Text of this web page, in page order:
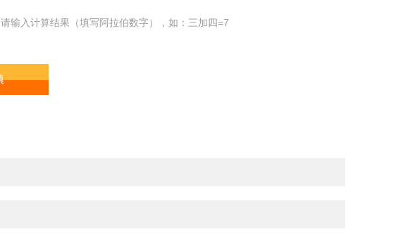
请输入计算结果（填写阿拉伯数字），如：三加四=7